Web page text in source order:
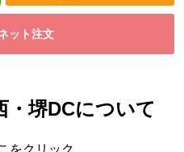
ット注文
・堺DCについて
をクリック